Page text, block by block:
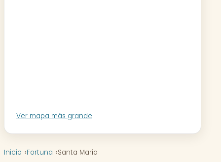
Ver mapa más grande
Inicio Fortuna Santa Maria